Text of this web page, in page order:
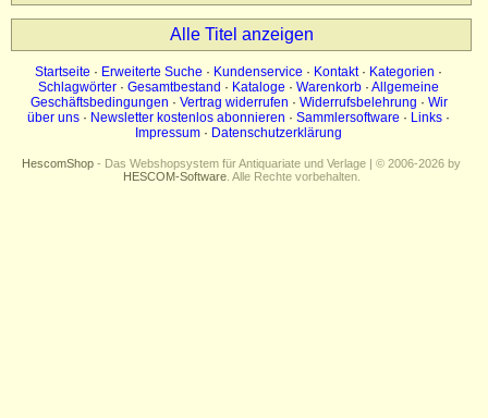
Alle Titel anzeigen
Startseite · Erweiterte Suche · Kundenservice · Kontakt· Kategorien ·
Schlagwörter · Gesamtbestand · Kataloge · Warenkorb · Allgemeine
Geschäftsbedingungen · Vertrag widerrufen · Widerrufsbelehrung · Wir
über uns · Newsletter kostenlos abonnieren · Sammlersoftware · Links ·
Impressum · Datenschutzerklärung
HescomShop - Das Webshopsystem für Antiquariate und Verlage | © 2006-2026 by
HESCOM-Software. Alle Rechte vorbehalten.